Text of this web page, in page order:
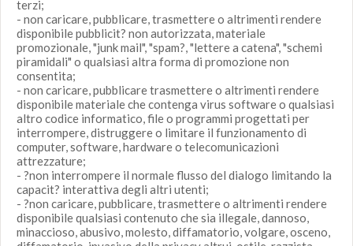
terzi;
- non caricare, pubblicare, trasmettere o altrimenti rendere
disponibile pubblicit? non autorizzata, materiale
promozionale, "junk mail", "spam?, "lettere a catena", "schemi
piramidali" o qualsiasi altra forma di promozione non
consentita;
- non caricare, pubblicare trasmettere o altrimenti rendere
disponibile materiale che contenga virus software o qualsiasi
altro codice informatico, file o programmi progettati per
interrompere, distruggere o limitare il funzionamento di
computer, software, hardware o telecomunicazioni
attrezzature;
- ?non interrompere il normale flusso del dialogo limitando la
capacit? interattiva degli altri utenti;
- ?non caricare, pubblicare, trasmettere o altrimenti rendere
disponibile qualsiasi contenuto che sia illegale, dannoso,
minaccioso, abusivo, molesto, diffamatorio, volgare, osceno,